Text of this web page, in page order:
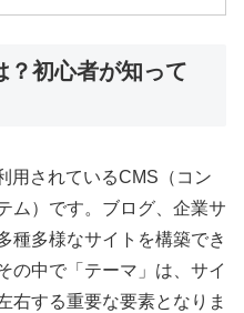
初心者が知って
用されているCMS（コン
ム）です。ブログ、企業サ
種多様なサイトを構築でき
の中で「テーマ」は、サイ
右する重要な要素となりま